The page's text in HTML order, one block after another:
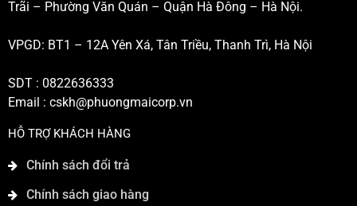
Trãi – Phường Văn Quán – Quận Hà Đông – Hà Nội.
VPGD: BT1 – 12A Yên Xá, Tân Triều, Thanh Trì, Hà Nội
SDT : 0822636333
Email : cskh@phuongmaicorp.vn
HỖ TRỢ KHÁCH HÀNG
Chính sách đổi trả
Chính sách giao hàng